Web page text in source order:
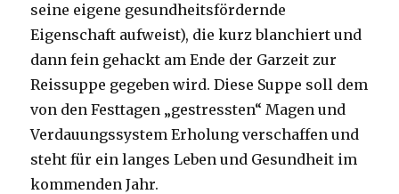
seine eigene gesundheitsfördernde
Eigenschaft aufweist), die kurz blanchiert und
dann fein gehackt am Ende der Garzeit zur
Reissuppe gegeben wird. Diese Suppe soll dem
von den Festtagen „gestressten“ Magen und
Verdauungssystem Erholung verschaffen und
steht für ein langes Leben und Gesundheit im
kommenden Jahr.